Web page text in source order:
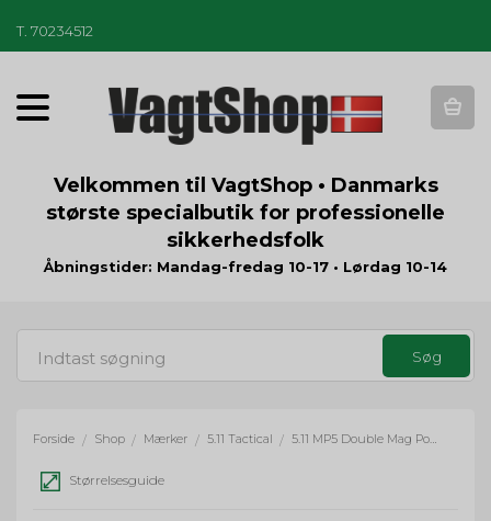
T 70234512
T
o
g
a
t
n
Velkommen til VagtShop • Danmarks
største specialbutik for professionelle
sikkerhedsfolk
Åbningstider: Mandag-fredag 10-17 • Lørdag 10-14
Forside / Shop / Mærker / 5.11 Tactical / 5.11 MP5 Double Mag Pouch Bungee Cover
Størrelsesguide